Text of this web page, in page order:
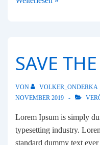
SAVE
VON VOLKER_ONDERKA
NOVEMBER 2019
Lorem Ipsum is simply
typesetting industry.
standard dummy text